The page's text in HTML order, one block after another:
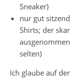
Sneaker)
nur gut
Shirts; der
selten)
Ich glaube auf